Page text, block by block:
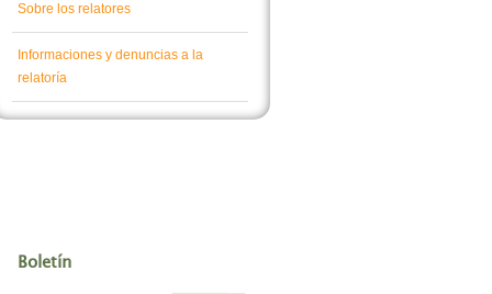
Sobre los relatores
Informaciones y denuncias a la
relatoría
Boletín